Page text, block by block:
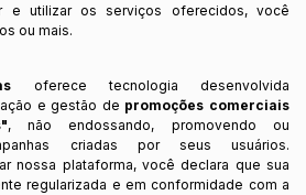
e utilizar os serviços oferecidos, você
ou mais.
oferece tecnologia desenvolvida
e gestão de promoções comerciais
, não endossando, promovendo ou
criadas por seus usuários.
nossa plataforma, você declara que sua
regularizada e em conformidade com a